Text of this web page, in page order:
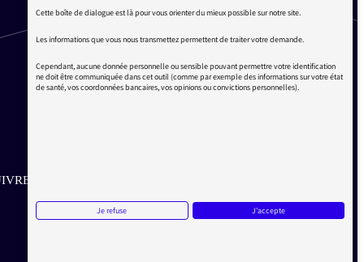
SUR LES RÉSEAUX
Aller sur la page Facebook de la Médiatrice
Aller sur la page Twitter de la Médiatrice
Aller sur la page Instagram de la Médiatrice
Cette boîte de dialogue est là pour vous orienter du mieux possible sur notre site.
Les informations que vous nous transmettez permettent de traiter votre demande.
Cependant, aucune donnée personnelle ou sensible pouvant permettre votre identification
ne doit être communiquée dans cet outil (comme par exemple des informations sur votre état
de santé, vos coordonnées bancaires, vos opinions ou convictions personnelles).
Je refuse J'accepte